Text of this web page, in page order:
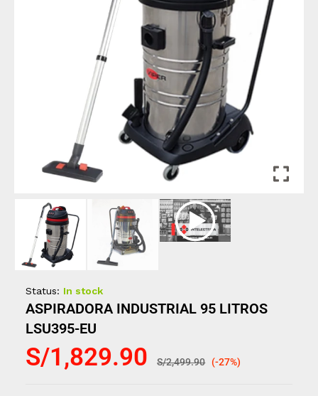
Status: In stock
ASPIRADORA INDUSTRIAL 95 LITROS
LSU395-EU
S/1,829.90 S/2,499.90 (-27%)